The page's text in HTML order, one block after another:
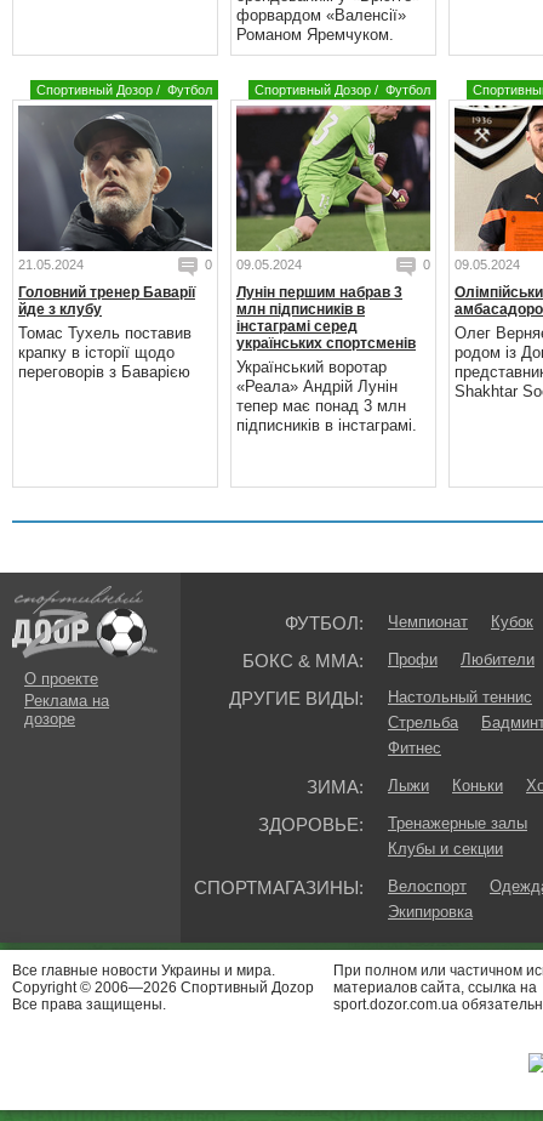
форвардом «Валенсії»
Романом Яремчуком.
Спортивный Дозор / Футбол
21.05.2024 0
Головний тренер Баварії
йде з клубу
Томас Тухель поставив
крапку в історії щодо
переговорів з Баварією
Спортивный Дозор / Футбол
09.05.2024 0
Лунін першим набрав 3
млн підписників в
інстаграмі серед
українських спортсменів
Український воротар
«Реала» Андрій Лунін
тепер має понад 3 млн
підписників в інстаграмі.
09.05.2024
Олег
родом із
Shakhtar
О проекте
Реклама на
дозоре
ФУТБОЛ: Чемпионат Кубок
БОКС & ММА: Профи Любители
ДРУГИЕ ВИДЫ:
Настольный теннис
Стрельба
Фитнес
ЗИМА: Лыжи Коньки
ЗДОРОВЬЕ:
Тренажерные залы
Клубы и секции
СПОРТМАГАЗИНЫ: Велоспорт
Экипировка
Все главные новости Украины и мира.
Copyright © 2006—2026 Спортивный Доzор
Все права защищены.
При полном или частичном
материалов сайта, ссылка на
sport.dozor.com.ua